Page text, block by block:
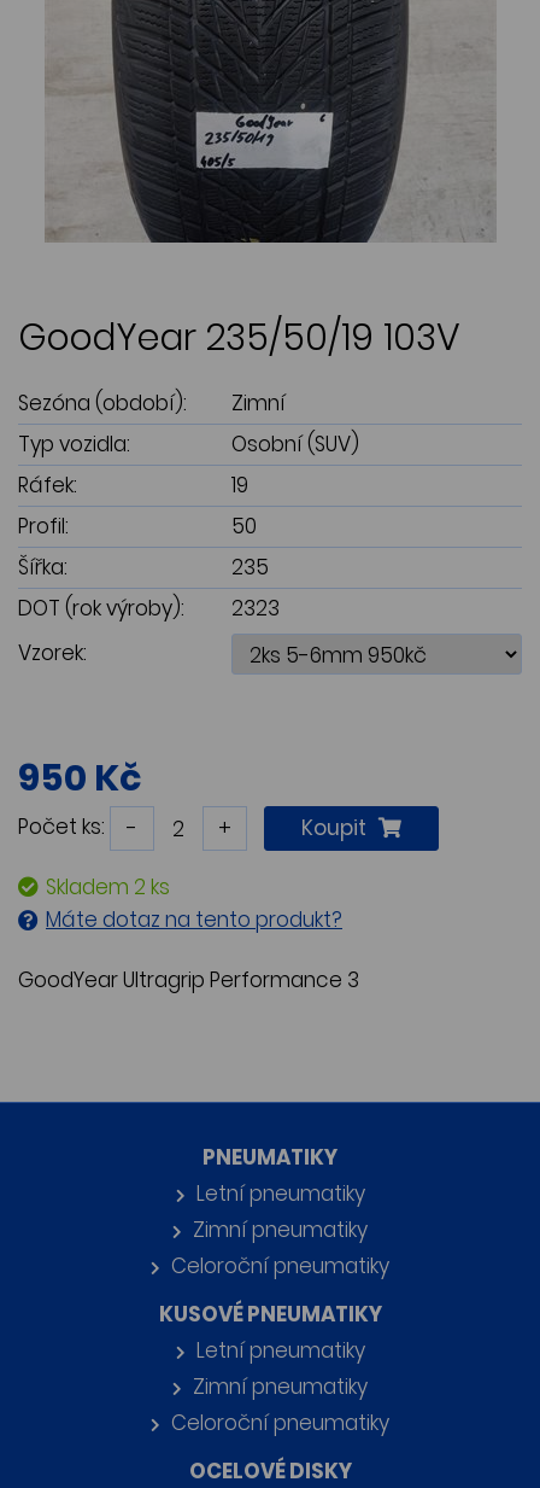
GoodYear 235/50/19 103V
Sezóna (období):
Zimní
Typ vozidla:
Osobní (SUV)
Ráfek:
19
Profil:
50
Šířka:
235
DOT (rok výroby):
2323
Vzorek:
950 Kč
Počet ks: - + Koupit
Skladem 2 ks
Máte dotaz na tento produkt?
GoodYear Ultragrip Performance 3
PNEUMATIKY
Letní pneumatiky
Zimní pneumatiky
Celoroční pneumatiky
KUSOVÉ PNEUMATIKY
Letní pneumatiky
Zimní pneumatiky
Celoroční pneumatiky
OCELOVÉ DISKY